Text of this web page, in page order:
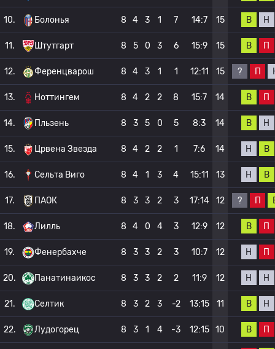
10. Болонья 8 4 3 1 7 14:7 15 В Н
11. Штутгарт 8 5 0 3 6 15:9 15 В П
12. Ференцварош 8 4 3 1 1 12:11 15 ? П
13. Ноттингем 8 4 2 2 8 15:7 14 В П
14. Пльзень 8 3 5 0 5 8:3 14 В Н
15. Црвена Звезда 8 4 2 2 1 7:6 14 Н В
16. Сельта Виго 8 4 1 3 4 15:11 13 Н В
17. ПАОК 8 3 3 2 3 17:14 12 ? П
18. Лилль 8 4 0 4 3 12:9 12 В П
19. Фенербахче 8 3 3 2 3 10:7 12 Н П
20. Панатинаикос 8 3 3 2 2 11:9 12 Н Н
21. Селтик 8 3 2 3 -2 13:15 11 В Н
22. Лудогорец 8 3 1 4 -3 12:15 10 В П